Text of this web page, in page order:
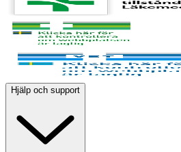
Hjälp och support